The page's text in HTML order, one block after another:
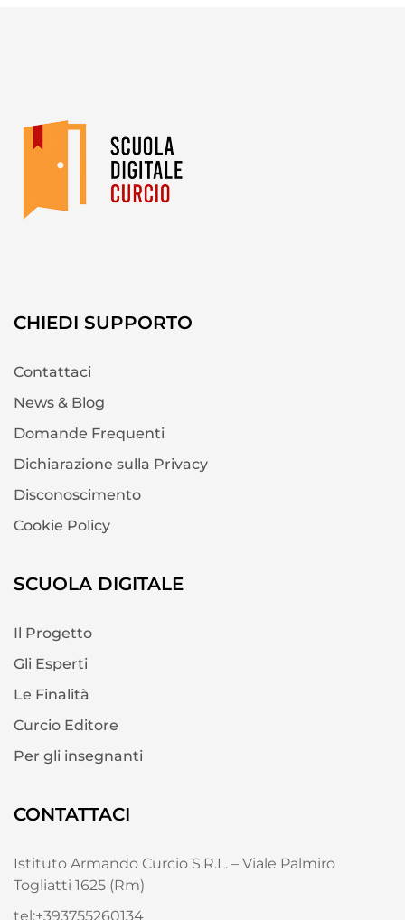
CHIEDI SUPPORTO
Contattaci
News & Blog
Domande Frequenti
Dichiarazione sulla Privacy
Disconoscimento
Cookie Policy
SCUOLA DIGITALE
Il Progetto
Gli Esperti
Le Finalità
Curcio Editore
Per gli insegnanti
CONTATTACI
Istituto Armando Curcio S.R.L. – Viale Palmiro
Togliatti 1625 (Rm)
tel:+393755260134